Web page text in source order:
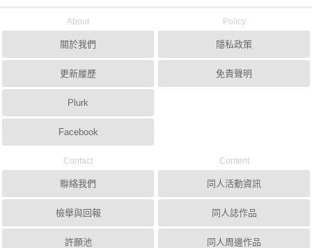
About
關於我們
更新履歷
Plurk
Facebook
Policy
隱私政策
免責聲明
Contact
聯絡我們
檢舉與回報
許願池
Content
同人活動資訊
同人誌作品
同人周邊作品